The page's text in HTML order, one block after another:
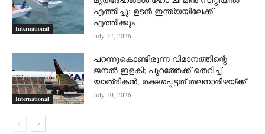
International
എത്തിച്ചു; ഉടൻ ഇന്ത്യയിലേക്ക്
എത്തിക്കും
July 12, 2026
International
പറന്നുകൊണ്ടിരുന്ന വിമാനത്തിന്റെ
ജനൽ ഇളകി; പുറത്തേക്ക് തെറിച്ച്
യാത്രികൻ, രക്ഷപ്പെട്ടത് തലനാരിഴയ്ക്ക്
July 10, 2026